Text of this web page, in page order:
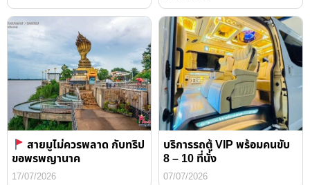
สายมูไม่ควรพลาด กับทริป
ขอพรพญานาค
17/07/2026
บริการรถตู้ VIP พร้อมคนขับ
8 – 10 ที่นั่ง
07/07/2026